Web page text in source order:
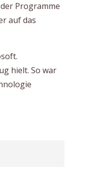
Programme
auf das
hielt. So war